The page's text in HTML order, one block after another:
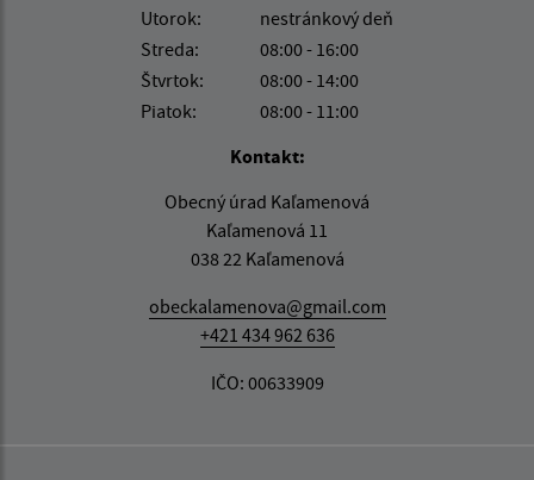
Utorok:
nestránkový deň
Streda:
08:00 - 16:00
Štvrtok:
08:00 - 14:00
Piatok:
08:00 - 11:00
Kontakt:
Obecný úrad Kaľamenová
Kaľamenová 11
038 22 Kaľamenová
obeckalamenova@gmail.com
+421 434 962 636
IČO: 00633909